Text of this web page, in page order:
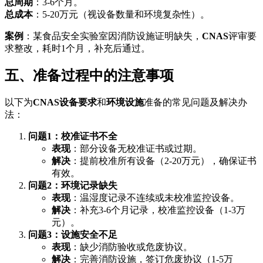
总成本：5-20万元（视设备数量和环境复杂性）。
案例 ：某食品安全实验室因消防设施证明缺失， CNAS评审要
求整改，耗时1个月，补充后通过。
五、准备过程中的注意事项
以下为CNAS设备要求和环境设施准备的常见问题及解决办
法：
问题1：校准证书不全
表现：部分设备无校准证书或过期。
解决 ：提前校准所有设备（2-20万元），确保证书
有效。
问题2：环境记录缺失
表现：温湿度记录不连续或未校准监控设备。
解决 ：补充3-6个月记录，校准监控设备（1-3万
元）。
问题3：设施安全不足
表现：缺少消防验收或危废协议。
解决 ：完善消防设施，签订危废协议（1-5万